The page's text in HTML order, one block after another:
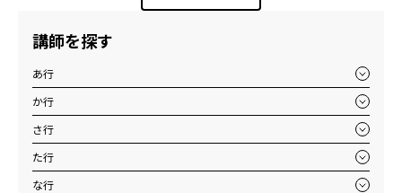
講師を探す
あ行
か行
さ行
た行
な行